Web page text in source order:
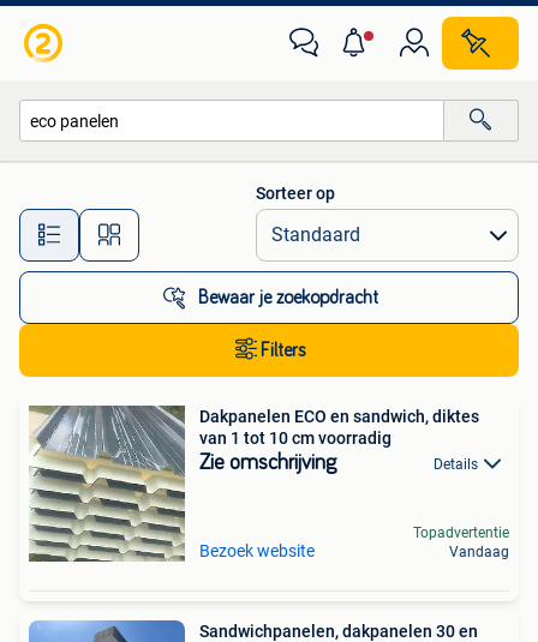
Alle afstanden…
Sorteer op
Bewaar je zoekopdracht
Filters
Dakpanelen ECO en sandwich, diktes
van 1 tot 10 cm voorradig
Zie omschrijving Details
Bezoek website
Topadvertentie
Vandaag
Sandwichpanelen, dakpanelen 30 en